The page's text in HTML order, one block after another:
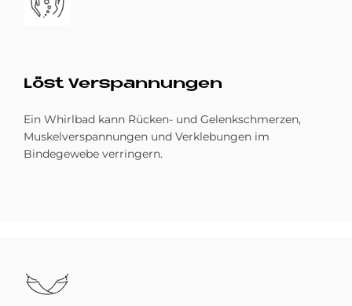
Löst Ver­span­nun­gen
Ein Whirlbad kann Rücken- und Gelenkschmerzen,
Muskelverspannungen und Verklebungen im
Bindegewebe verringern.